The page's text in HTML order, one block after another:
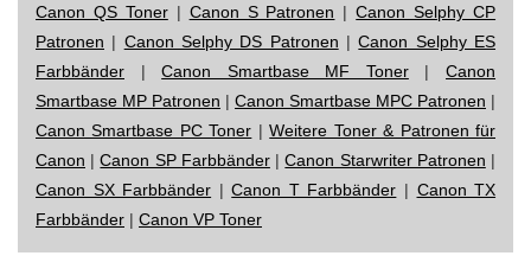
Canon QS Toner| Canon S Patronen |Canon Selphy CP
Patronen | Canon Selphy DS Patronen |Canon Selphy ES
Farbbänder |Canon Smartbase MF Toner|Canon
Smartbase MP Patronen | Canon Smartbase MPC Patronen |
Canon Smartbase PC Toner |Weitere Toner & Patronen für
Canon |Canon SP Farbbänder|Canon Starwriter Patronen |
Canon SX Farbbänder |Canon T Farbbänder | Canon TX
Farbbänder | Canon VP Toner